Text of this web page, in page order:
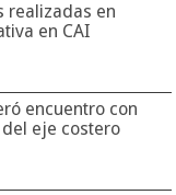
realizadas en
en CAI
encuentro con
eje costero